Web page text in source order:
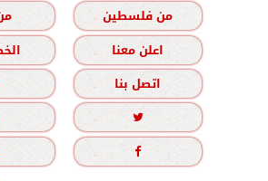
من فلسطين
اعلن معنا
اتصل بنا

